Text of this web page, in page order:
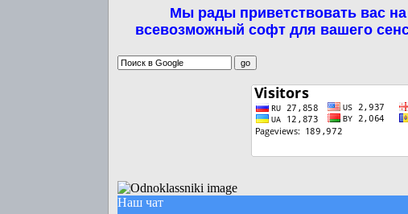
Мы рады приветствовать вас
всевозможный софт для вашего